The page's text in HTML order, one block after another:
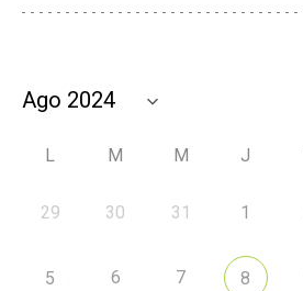
L M M J
29 30 31 1
5 6 7 8